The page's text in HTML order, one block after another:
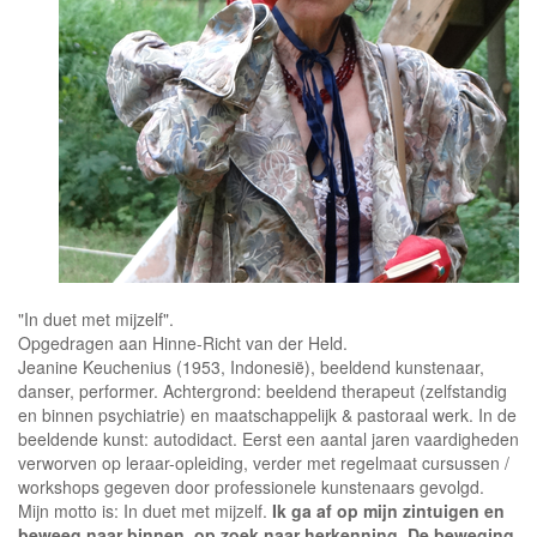
"In duet met mijzelf".
Opgedragen aan Hinne-Richt van der Held.
Jeanine Keuchenius (1953, Indonesië), beeldend kunstenaar,
danser, performer. Achtergrond: beeldend therapeut (zelfstandig
en binnen psychiatrie) en maatschappelijk & pastoraal werk. In de
beeldende kunst: autodidact. Eerst een aantal jaren vaardigheden
verworven op leraar-opleiding, verder met regelmaat cursussen /
workshops gegeven door professionele kunstenaars gevolgd.
Mijn motto is: In duet met mijzelf. Ik ga af op mijn zintuigen en